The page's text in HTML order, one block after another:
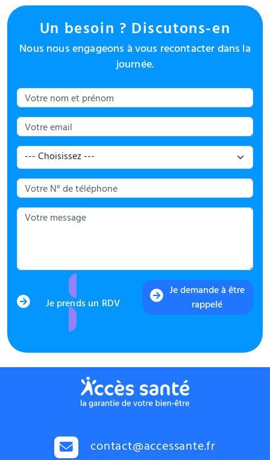
Un besoin ? Discutons-en
Nous nous engageons à vous recontacter dans la
journée.
Je prends un RDV
Je demande à être
rappelé
contact@accessante.fr